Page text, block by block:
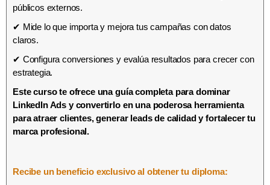
públicos externos.
✔ Mide lo que importa y mejora tus campañas con datos
claros.
✔ Configura conversiones y evalúa resultados para crecer con
estrategia.
Este curso te ofrece una guía completa para dominar
LinkedIn Ads y convertirlo en una poderosa herramienta
para atraer clientes, generar leads de calidad y fortalecer tu
marca profesional.
Recibe un beneficio exclusivo al obtener tu diploma: